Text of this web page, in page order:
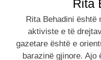
Rita
Rita Behadini është
aktiviste e të
gazetare është e
barazinë gjinore. Ajo